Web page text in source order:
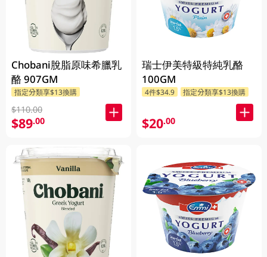
Chobani脫脂原味希臘乳
酪 907GM
指定分類享$13換購
$110.00
$89.00
瑞士伊美特級特純乳酪
100GM
4件$34.9 指定分類享$13換購
$20.00